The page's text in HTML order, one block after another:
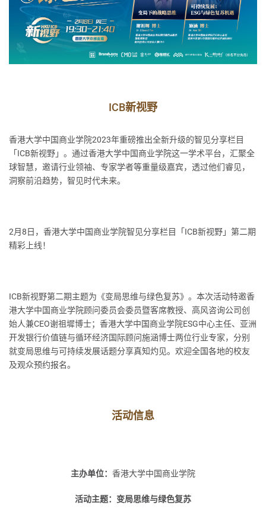
ICB新视野
香港大学中国商业学院2023年重磅推出全新升级的智见分享栏目
「ICB新视野」。通过香港大学中国商业学院这一学术平台，汇聚全
球智慧，邀请行业领袖、专家学者等重量级嘉宾，透过他们睿见，
洞察前沿趋势，智见时代未来。
2月8日，香港大学中国商业学院智见分享栏目「ICB新视野」第二期
精彩上线！
ICB新视野第二期主题为《变局思维与绿色复苏》。本次活动特邀香
港大学中国商业学院顾问委员会委员暨客席教授、高风咨询公司创
始人兼CEO谢祖墀博士；香港大学中国商业学院ESG中心主任、亚洲
开发银行价值链与循环经济国际顾问施涵博士两位行业专家，分别
就变局思维与可持续发展话题分享真知灼见。欢迎全国各地的校友
及观众预约报名。
活动信息
主办单位： 香港大学中国商业学院
活动主题：变局思维与绿色复苏